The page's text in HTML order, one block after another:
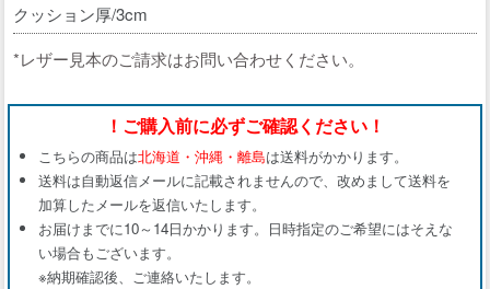
クッション厚/3cm
*レザー見本のご請求はお問い合わせください。
！ご購入前に必ずご確認ください！
こちらの商品は北海道・沖縄・離島は送料がかかります。
送料は自動返信メールに記載されませんので、改めまして送料を
加算したメールを返信いたします。
お届けまでに10～14日かかります。日時指定のご希望にはそえな
い場合もございます。
※納期確認後、ご連絡いたします。